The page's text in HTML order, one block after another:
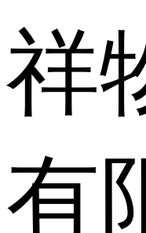
祥
有